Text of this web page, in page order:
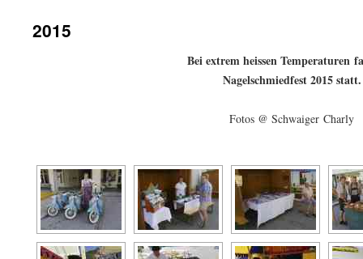
2015
Bei extrem heissen Temperaturen
Nagelschmiedfest 2015 statt.
Fotos @ Schwaiger Charly